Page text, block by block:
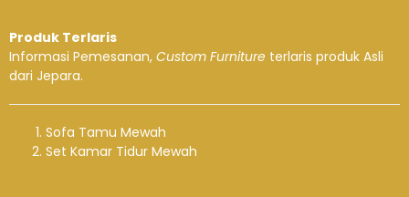
Produk Terlaris
Informasi Pemesanan, Custom Furniture terlaris produk Asli
dari Jepara.
Sofa Tamu Mewah
Set Kamar Tidur Mewah